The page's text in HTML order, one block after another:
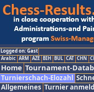
Logged on: Gast
Arabic ARM AZE BIH BUL CAT CHN
Home Tournament-
Turnierschach-Elozahl
Allgemeines Turnier